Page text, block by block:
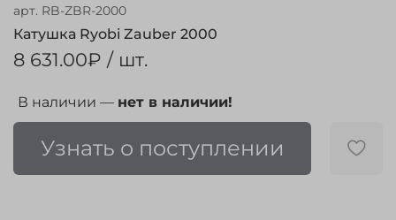
арт. RB-ZBR-2000
Катушка Ryobi Zauber 2000
8 631.00₽ / шт.
В наличии — нет в наличии!
Узнать о поступлении